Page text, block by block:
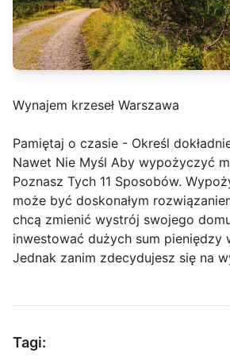
Wynajem krzeseł Warszawa
Pamiętaj o czasie - Określ
Nawet Nie Myśl Aby wypożyczyć
Poznasz Tych 11 Sposobów.
może być doskonałym
chcą zmienić wystrój swojego
inwestować dużych sum pieniędzy
Jednak zanim zdecydujesz się na
Tagi: